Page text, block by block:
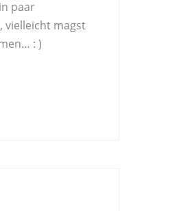
paar
vielleicht magst
: )